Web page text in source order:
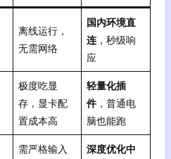
离线运行，
无需网络
国内环境直
连，秒级响
应
极度吃显
存，显卡配
置成本高
轻量化插
件，普通电
脑也能跑
需严格输入
深度优化中